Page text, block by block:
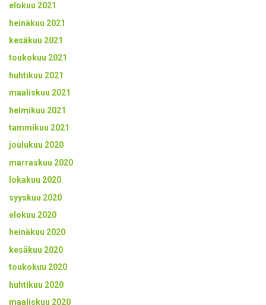
elokuu 2021
heinäkuu 2021
kesäkuu 2021
toukokuu 2021
huhtikuu 2021
maaliskuu 2021
helmikuu 2021
tammikuu 2021
joulukuu 2020
marraskuu 2020
lokakuu 2020
syyskuu 2020
elokuu 2020
heinäkuu 2020
kesäkuu 2020
toukokuu 2020
huhtikuu 2020
maaliskuu 2020